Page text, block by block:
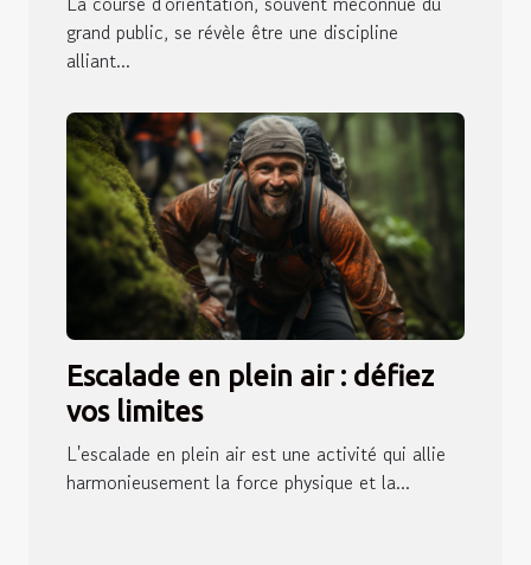
grand public, se révèle être une discipline
alliant...
Escalade en plein air : défiez
vos limites
L'escalade en plein air est une activité qui allie
harmonieusement la force physique et la...